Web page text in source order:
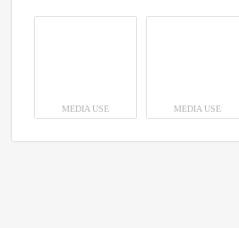
MEDIA USE MEDIA USE